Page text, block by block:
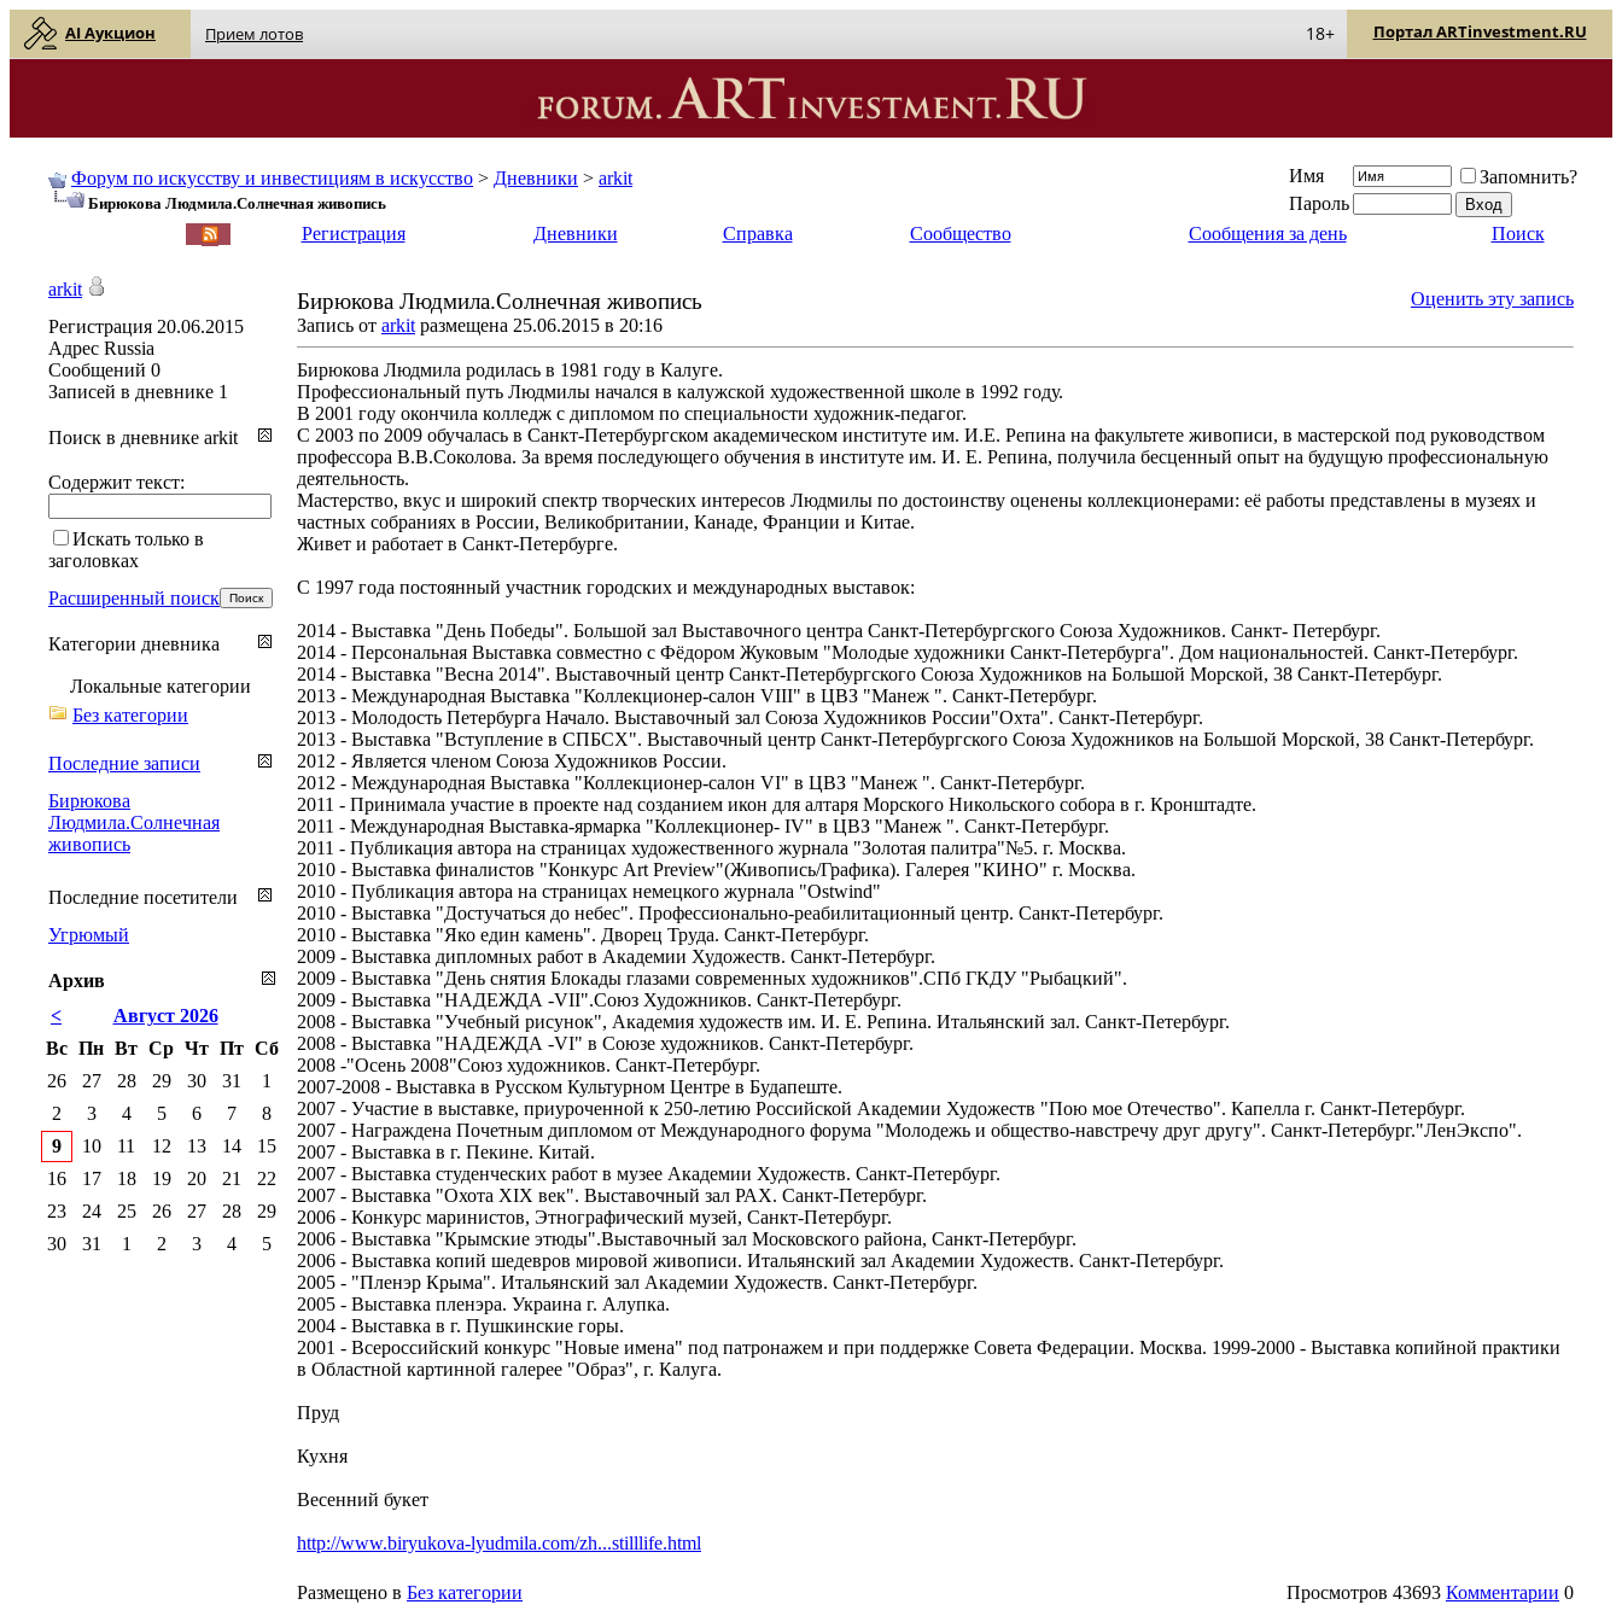
AI Аукцион Прием лотов Портал ARTinvestment.RU
18+
Форум по искусству и инвестициям в искусство > Дневники > arkit
Бирюкова Людмила.Солнечная живопись
Имя
Запомнить?
Пароль
Регистрация Дневники Справка Сообщество Сообщения за день Поиск
Оценить эту запись
Бирюкова Людмила.Солнечная живопись
Запись от arkit размещена 25.06.2015 в 20:16
Бирюкова Людмила родилась в 1981 году в Калуге.
Профессиональный путь Людмилы начался в калужской художественной школе в 1992 году.
В 2001 году окончила колледж с дипломом по специальности художник-педагог.
С 2003 по 2009 обучалась в Санкт-Петербургском академическом институте им. И.Е. Репина на факультете живописи, в мастерской под руководством
профессора В.В.Соколова. За время последующего обучения в институте им. И. Е. Репина, получила бесценный опыт на будущую профессиональную
деятельность.
Мастерство, вкус и широкий спектр творческих интересов Людмилы по достоинству оценены коллекционерами: её работы представлены в музеях и
частных собраниях в России, Великобритании, Канаде, Франции и Китае.
Живет и работает в Санкт-Петербурге.
С 1997 года постоянный участник городских и международных выставок:
2014 - Выставка "День Победы". Большой зал Выставочного центра Санкт-Петербургского Союза Художников. Санкт- Петербург.
2014 - Персональная Выставка совместно с Фёдором Жуковым "Молодые художники Санкт-Петербурга". Дом национальностей. Санкт-Петербург.
2014 - Выставка "Весна 2014". Выставочный центр Санкт-Петербургского Союза Художников на Большой Морской, 38 Санкт-Петербург.
2013 - Международная Выставка "Коллекционер-салон VIII" в ЦВЗ "Манеж ". Санкт-Петербург.
2013 - Молодость Петербурга Начало. Выставочный зал Союза Художников России"Охта". Санкт-Петербург.
2013 - Выставка "Вступление в СПБСХ". Выставочный центр Санкт-Петербургского Союза Художников на Большой Морской, 38 Санкт-Петербург.
2012 - Является членом Союза Художников России.
2012 - Международная Выставка "Коллекционер-салон VI" в ЦВЗ "Манеж ". Санкт-Петербург.
2011 - Принимала участие в проекте над созданием икон для алтаря Морского Никольского собора в г. Кронштадте.
2011 - Международная Выставка-ярмарка "Коллекционер- IV" в ЦВЗ "Манеж ". Санкт-Петербург.
2011 - Публикация автора на страницах художественного журнала "Золотая палитра"№5. г. Москва.
2010 - Выставка финалистов "Конкурс Art Preview"(Живопись/Графика). Галерея "КИНО" г. Москва.
2010 - Публикация автора на страницах немецкого журнала "Ostwind"
2010 - Выставка "Достучаться до небес". Профессионально-реабилитационный центр. Санкт-Петербург.
2010 - Выставка "Яко един камень". Дворец Труда. Санкт-Петербург.
2009 - Выставка дипломных работ в Академии Художеств. Санкт-Петербург.
2009 - Выставка "День снятия Блокады глазами современных художников".СПб ГКДУ "Рыбацкий".
2009 - Выставка "НАДЕЖДА -VII".Союз Художников. Санкт-Петербург.
2008 - Выставка "Учебный рисунок", Академия художеств им. И. Е. Репина. Итальянский зал. Санкт-Петербург.
2008 - Выставка "НАДЕЖДА -VI" в Союзе художников. Санкт-Петербург.
2008 -"Осень 2008"Союз художников. Санкт-Петербург.
2007-2008 - Выставка в Русском Культурном Центре в Будапеште.
2007 - Участие в выставке, приуроченной к 250-летию Российской Академии Художеств "Пою мое Отечество". Капелла г. Санкт-Петербург.
2007 - Награждена Почетным дипломом от Международного форума "Молодежь и общество-навстречу друг другу". Санкт-Петербург."ЛенЭкспо".
2007 - Выставка в г. Пекине. Китай.
2007 - Выставка студенческих работ в музее Академии Художеств. Санкт-Петербург.
2007 - Выставка "Охота ХIX век". Выставочный зал РАХ. Санкт-Петербург.
2006 - Конкурс маринистов, Этнографический музей, Санкт-Петербург.
2006 - Выставка "Крымские этюды".Выставочный зал Московского района, Санкт-Петербург.
2006 - Выставка копий шедевров мировой живописи. Итальянский зал Академии Художеств. Санкт-Петербург.
2005 - "Пленэр Крыма". Итальянский зал Академии Художеств. Санкт-Петербург.
2005 - Выставка пленэра. Украина г. Алупка.
2004 - Выставка в г. Пушкинские горы.
2001 - Всероссийский конкурс "Новые имена" под патронажем и при поддержке Совета Федерации. Москва. 1999-2000 - Выставка копийной практики
в Областной картинной галерее "Образ", г. Калуга.
Пруд
Кухня
Весенний букет
http://www.biryukova-lyudmila.com/zh...stilllife.html
Размещено в Без категории Просмотров 43693 Комментарии 0
arkit
Регистрация 20.06.2015
Адрес Russia
Сообщений 0
Записей в дневнике 1
Поиск в дневнике arkit
Содержит текст:
Искать только в
заголовках
Расширенный поиск
Категории дневника
Локальные категории
Без категории
Последние записи
Бирюкова
Людмила.Солнечная
живопись
Последние посетители
Угрюмый
Архив
<
Август 2026
Вс Пн Вт Ср Чт Пт Сб
26
27 28 29 30 31
1
2
3 4 5 6 7
8
9
10 11 12 13 14
15
16
17 18 19 20 21
22
23
24 25 26 27 28
29
30
31 1 2 3 4 5